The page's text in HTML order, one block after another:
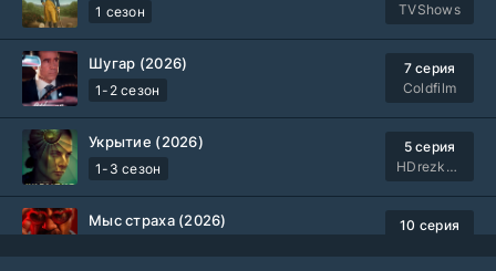
1 сезон
TVShows
Шугар (2026)
1-2 сезон
7 серия
Coldfilm
Укрытие (2026)
1-3 сезон
5 серия
HDrezka Studio
Мыс страха (2026)
10 серия